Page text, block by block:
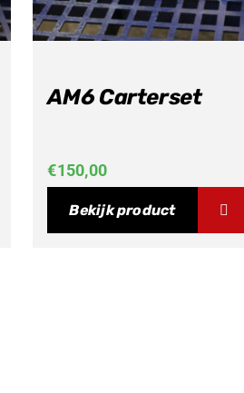
AM6 Carterset
€150,00
Bekijk product